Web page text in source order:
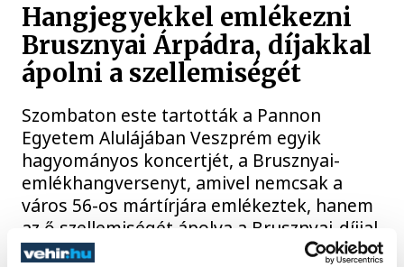
Hangjegyekkel emlékezni
Brusznyai Árpádra, díjakkal
ápolni a szellemiségét
Szombaton este tartották a Pannon
Egyetem Alulájában Veszprém egyik
hagyományos koncertjét, a Brusznyai-
emlékhangversenyt, amivel nemcsak a
város 56-os mártírjára emlékeztek, hanem
az ő szellemiségét ápolva a Brusznyai-díjjal
a város egyik pedagógusát és tehetséges